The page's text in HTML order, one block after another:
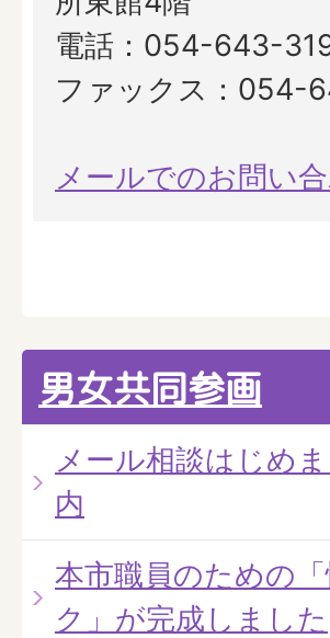
電話：054-643-
ファックス：054-
メールでのお問い
男女共同参画
メール相談はじめ
内
本市職員のための
ク」が完成しました